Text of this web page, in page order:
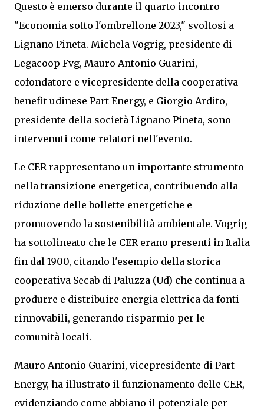
Questo è emerso durante il quarto incontro
"Economia sotto l'ombrellone 2023," svoltosi a
Lignano Pineta. Michela Vogrig, presidente di
Legacoop Fvg, Mauro Antonio Guarini,
cofondatore e vicepresidente della cooperativa
benefit udinese Part Energy, e Giorgio Ardito,
presidente della società Lignano Pineta, sono
intervenuti come relatori nell'evento.
Le CER rappresentano un importante strumento
nella transizione energetica, contribuendo alla
riduzione delle bollette energetiche e
promuovendo la sostenibilità ambientale. Vogrig
ha sottolineato che le CER erano presenti in Italia
fin dal 1900, citando l'esempio della storica
cooperativa Secab di Paluzza (Ud) che continua a
produrre e distribuire energia elettrica da fonti
rinnovabili, generando risparmio per le
comunità locali.
Mauro Antonio Guarini, vicepresidente di Part
Energy, ha illustrato il funzionamento delle CER,
evidenziando come abbiano il potenziale per